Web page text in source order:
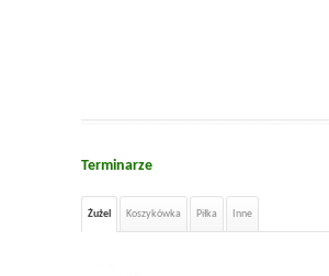
Terminarze
Żużel Koszykówka Piłka Inne